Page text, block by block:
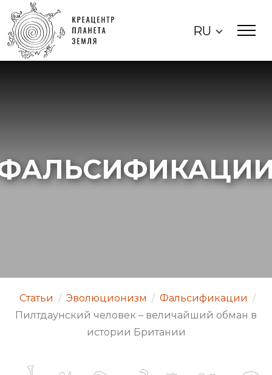
RU
Статьи / Эволюционизм / Фальсификации /
Пилтдаунский человек – величайший обман в
истории Британии